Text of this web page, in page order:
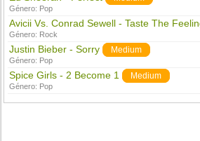
Género: Pop
Avicii Vs. Conrad Sewell - Taste The
Género: Rock
Justin Bieber - Sorry Medium
Género: Pop
Spice Girls - 2 Become 1 Medium
Género: Pop